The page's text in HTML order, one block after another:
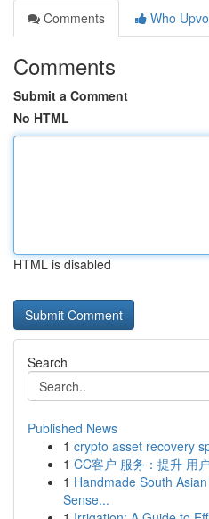
Comments
Who
Comments
Submit a Comment
No HTML
HTML is disabled
Search
Published News
1 crypto asset recovery
1 CC客户 服务：提升 用
1 Handmade South
Sense...